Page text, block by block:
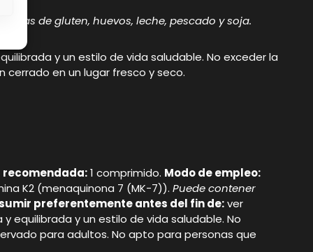
de gluten, huevos, leche, pescado y soja.
y un estilo de vida saludable. No exceder la
en un lugar fresco y seco.
recomendada:1 comprimido. Modo de empleo:
K2 (menaquinona 7 (MK-7)). Puede contener
preferentemente antes del fin de:ver
equilibrada y un estilo de vida saludable. No
para adultos. No apto para personas que